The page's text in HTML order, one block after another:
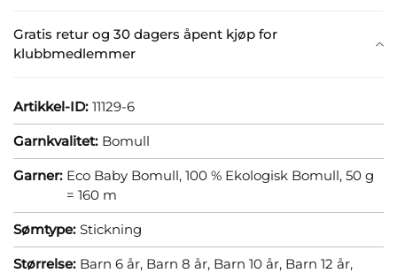
Gratis retur og 30 dagers åpent kjøp for
klubbmedlemmer
Artikkel-ID: 11129-6
Garnkvalitet: Bomull
Garner: Eco Baby Bomull, 100 % Ekologisk Bomull, 50 g
= 160 m
Sømtype: Stickning
Størrelse: Barn 6 år, Barn 8 år, Barn 10 år, Barn 12 år,